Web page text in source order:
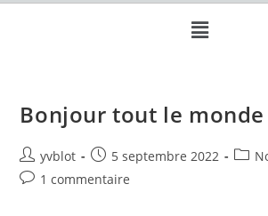
Bonjour tout le monde
yvblot 5 septembre 2022
1 commentaire